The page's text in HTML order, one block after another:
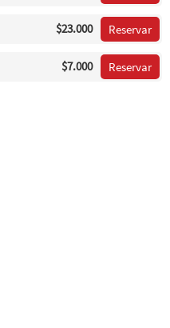
$23.000 Reservar
$7.000 Reservar